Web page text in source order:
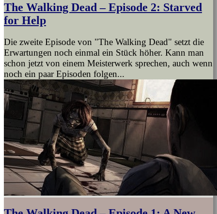
The Walking Dead – Episode 2: Starved
for Help
Die zweite Episode von "The Walking Dead" setzt die
Erwartungen noch einmal ein Stück höher. Kann man
schon jetzt von einem Meisterwerk sprechen, auch wenn
noch ein paar Episoden folgen...